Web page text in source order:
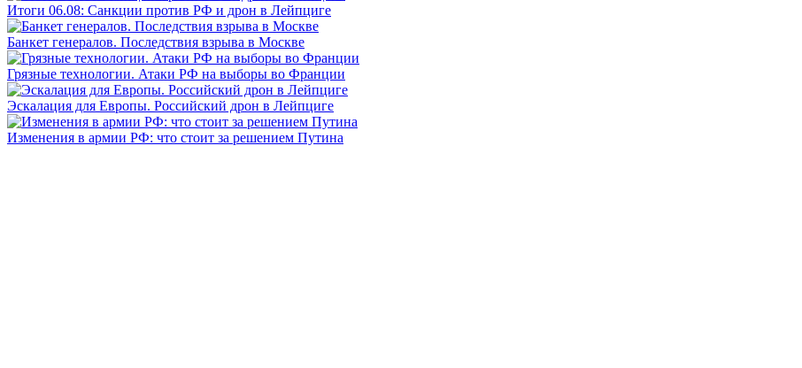
Итоги 06.08: Санкции против РФ и дрон в Лейпциге
Банкет генералов. Последствия взрыва в Москве
Грязные технологии. Атаки РФ на выборы во Франции
Эскалация для Европы. Российский дрон в Лейпциге
Изменения в армии РФ: что стоит за решением Путина